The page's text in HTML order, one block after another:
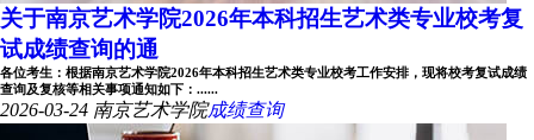
关于南京艺术学院2026年本科招生艺术类专业校考复
试成绩查询的通
各位考生：根据南京艺术学院2026年本科招生艺术类专业校考工作安排，现将校考复试成绩
查询及复核等相关事项通知如下：......
2026-03-24 南京艺术学院成绩查询